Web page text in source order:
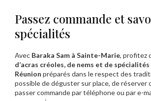
Passez commande et
spécialités
Avec Baraka Sam à Sainte-Marie, profitez
d’acras créoles, de nems et de
Réunion préparés dans le respect des
possible de déguster sur place, de réserver
passer commande par téléphone ou par e-